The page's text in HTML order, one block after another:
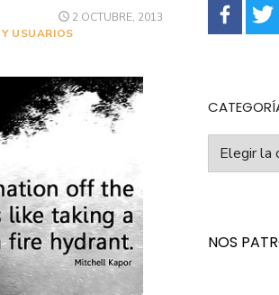
PUBLICADO
EL
2 OCTUBRE, 2013
USUARIOS
NOS